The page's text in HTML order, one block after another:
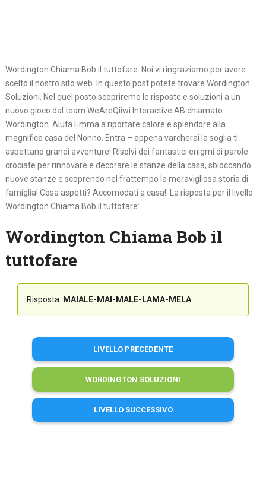
Wordington Chiama Bob il tuttofare. Noi vi ringraziamo per avere
scelto il nostro sito web. In questo post potete trovare Wordington
Soluzioni. Nel quel posto scopriremo le risposte e soluzioni a un
nuovo gioco dal team WeAreQiiwi Interactive AB chiamato
Wordington. Aiuta Emma a riportare calore e splendore alla
magnifica casa del Nonno. Entra – appena varcherai la soglia ti
aspettano grandi avventure! Risolvi dei fantastici enigmi di parole
crociate per rinnovare e decorare le stanze della casa, sbloccando
nuove stanze e scoprendo nel frattempo la meravigliosa storia di
famiglia! Cosa aspetti? Accomodati a casa!. La risposta per il livello
Wordington Chiama Bob il tuttofare:
Wordington Chiama Bob il
tuttofare
Risposta: MAIALE-MAI-MALE-LAMA-MELA
LIVELLO PRECEDENTE
WORDINGTON SOLUZIONI
LIVELLO SUCCESSIVO